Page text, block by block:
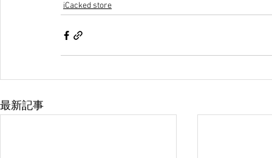
iCacked store
最新記事